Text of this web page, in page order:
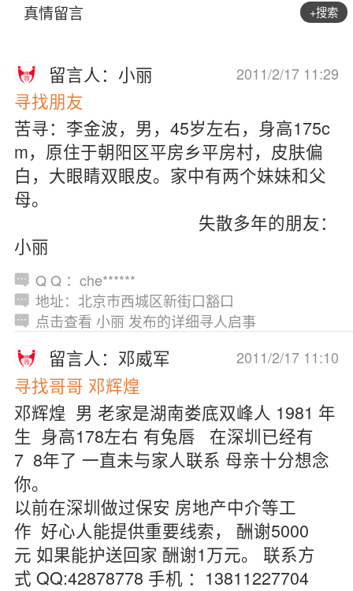
+搜索
真情留言
2011/2/17 11:29
留言人：小丽
寻找朋友
苦寻：李金波，男，45岁左右，身高175c
m，原住于朝阳区平房乡平房村，皮肤偏
白，大眼睛双眼皮。家中有两个妹妹和父
母。
失散多年的朋友：
小丽
Q Q ：che******
地址：北京市西城区新街口豁口
点击查看 小丽 发布的详细寻人启事
2011/2/17 11:10
留言人：邓威军
寻找哥哥 邓辉煌
邓辉煌 男 老家是湖南娄底双峰人 1981 年
生 身高178左右 有兔唇 在深圳已经有
7 8年了 一直未与家人联系 母亲十分想念
你。
以前在深圳做过保安 房地产中介等工
作 好心人能提供重要线索， 酬谢5000
元 如果能护送回家 酬谢1万元。 联系方
式 QQ:42878778 手机 ：13811227704